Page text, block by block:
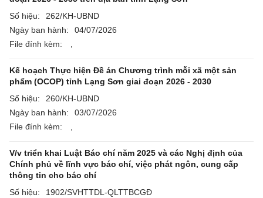
Số hiệu:
262/KH-UBND
Ngày ban hành:
04/07/2026
File đính kèm:
Kế hoạch Thực hiện Đề án Chương trình mỗi xã một sản
phẩm (OCOP) tỉnh Lạng Sơn giai đoạn 2026 - 2030
Số hiệu:
260/KH-UBND
Ngày ban hành:
03/07/2026
File đính kèm:
V/v triển khai Luật Báo chí năm 2025 và các Nghị định của
Chính phủ về lĩnh vực báo chí, việc phát ngôn, cung cấp
thông tin cho báo chí
Số hiệu:
1902/SVHTTDL-QLTTBCGĐ